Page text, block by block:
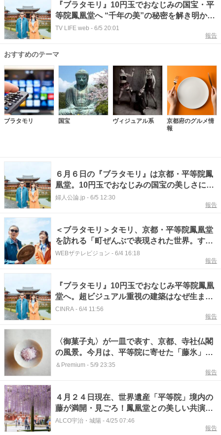
『ブラタモリ』10円玉でおなじみの国宝・平
等院鳳凰堂へ “千年の美”の秘密を解き明か
す タモリ「町ぜんぶで表現された世界」
TV LIFE web - 6/5 20:01
報告
おすすめのテーマ
ブラタモリ 国宝 ヴィジュアル系
京都府のグルメ情
報
６月６日の『ブラタモリ』は京都・平等院鳳
凰堂。10円玉でおなじみの国宝の美しさに
「ビジュアル系」とタモリが唸る
婦人公論.jp - 6/5 12:30
報告
＜ブラタモリ＞タモリ、京都・平等院鳳凰堂
を訪れる「町ぜんぶで表現された世界。すご
かったです」
WEBザテレビジョン - 6/4 16:18
報告
『ブラタモリ』10円玉でおなじみ平等院鳳凰
堂へ。超ビジュアル重視の建築はなぜ生まれ
た？
CINRA - 6/4 11:56
報告
〈御菓子丸〉が一皿で表す、京都、寺社仏閣
の風景。今月は、平等院に寄せた「藤氷」
を。
＆Premium - 5/9 23:35
報告
４月２４日現在、世界遺産「平等院」境内の
藤が満開・見ごろ！鳳凰堂との美しい共演も
【京都府宇治市】
ALCO宇治・城陽 - 4/25 07:46
報告